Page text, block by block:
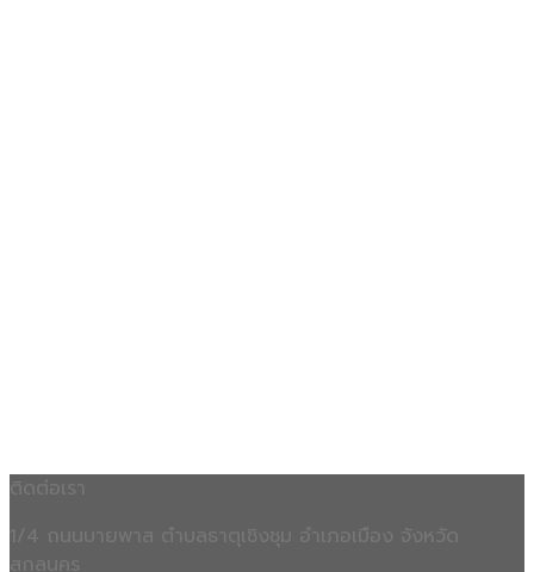
1/4 ถนนบายพาส ตำบลธาตุเชิงชุม อำเภอเมือง จังหวัด